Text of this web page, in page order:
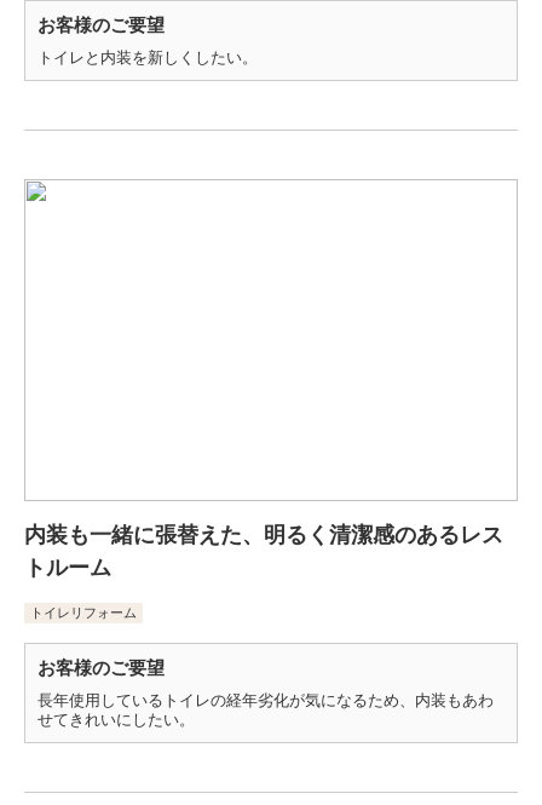
お客様のご要望
トイレと内装を新しくしたい。
内装も一緒に張替えた、明るく清潔感のあるレス
トルーム
トイレリフォーム
お客様のご要望
長年使用しているトイレの経年劣化が気になるため、内装もあわ
せてきれいにしたい。